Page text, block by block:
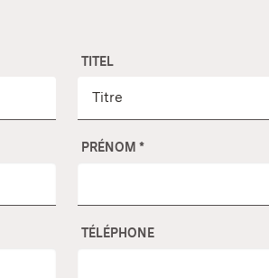
TITEL
PRÉNOM *
TÉLÉPHONE